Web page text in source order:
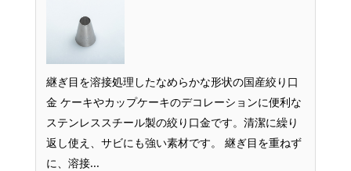
継ぎ目を溶接処理したなめらかな形状の国産絞り口
金 ケーキやカップケーキのデコレーションに便利な
ステンレススチール製の絞り口金です。清潔に繰り
返し使え、サビにも強い素材です。 継ぎ目を重ねず
に、溶接...